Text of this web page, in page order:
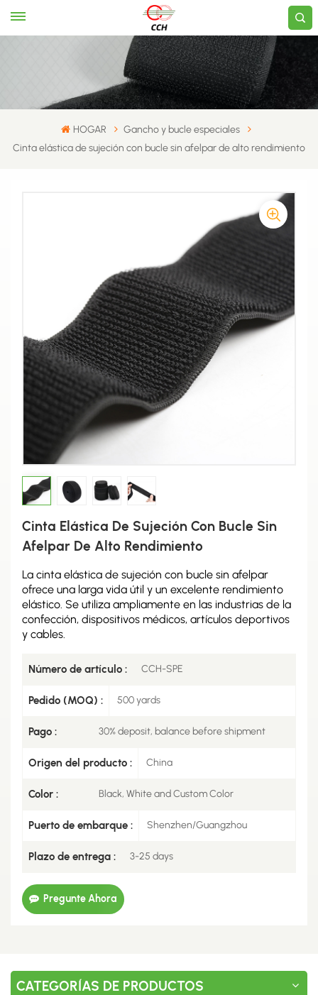
HOGAR
Gancho y bucle especiales
Cinta elástica de sujeción con bucle sin afelpar de alto rendimiento
Cinta Elástica De Sujeción Con Bucle Sin
Afelpar De Alto Rendimiento
La cinta elástica de sujeción con bucle sin afelpar
ofrece una larga vida útil y un excelente rendimiento
elástico. Se utiliza ampliamente en las industrias de la
confección, dispositivos médicos, artículos deportivos
y cables.
Número de artículo : CCH-SPE
Pedido (MOQ) : 500 yards
Pago : 30% deposit, balance before shipment
Origen del producto : China
Color : Black, White and Custom Color
Puerto de embarque : Shenzhen/Guangzhou
Plazo de entrega : 3-25 days
Pregunte Ahora
CATEGORÍAS DE PRODUCTOS